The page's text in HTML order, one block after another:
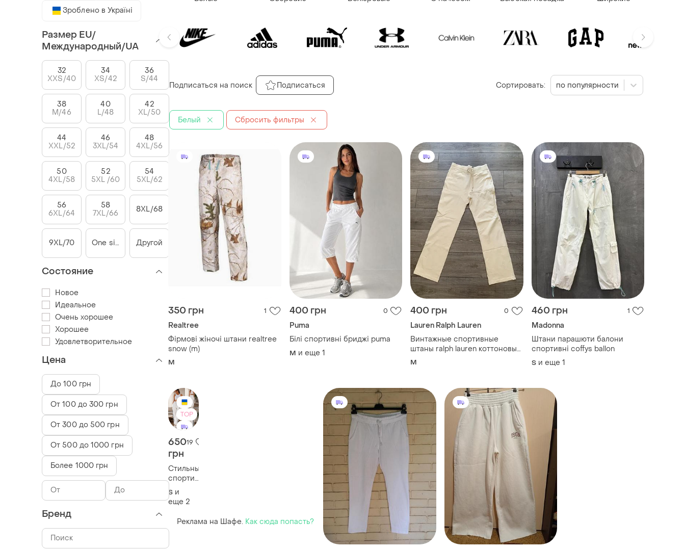
350 грн 1
Realtree
Фірмові жіночі штани realtree
snow (m)
M
400 грн 0
Puma
Білі спортивні бриджі puma
M и еще 1
400 грн 0
Lauren Ralph Lauren
Винтажные спортивные
штаны ralph lauren коттоновые
молочные белые
M
460 грн 1
Madonna
Штани парашюти балони
спортивні coffys ballon
S и еще 1
TOP
650
грн
19
Стильные
спортивные
штаны-
джоггеры
S и
еще 2
Реклама на Шафе. Как сюда попасть?
Белый Сбросить фильтры
Подписаться на поиск Подписаться Сортировать: по популярности
Зроблено в Україні
Размер EU/
Международный/UA
32
XXS/40
34
XS/42
36
S/44
38
M/46
40
L/48
42
XL/50
44
XXL/52
46
3XL/54
48
4XL/56
50
4XL/58
52
5XL /60
54
5XL/62
56
6XL/64
58
7XL/66
8XL/68
9XL/70 One size Другой
Состояние
Новое
Идеальное
Очень хорошее
Хорошее
Удовлетворительное
Цена
До 100 грн
От 100 до 300 грн
От 300 до 500 грн
От 500 до 1000 грн
Более 1000 грн
Бренд